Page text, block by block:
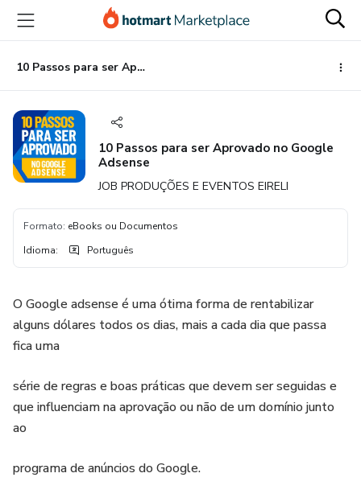
para
conteúdo
principal
para
pagamento
para
rodapé
10 Passos para ser Aprovado no Google Adsense
10 Passos para ser Aprovado no Google
Adsense
JOB PRODUÇÕES E EVENTOS EIRELI
Formato: eBooks ou Documentos
Idioma: Português
O Google adsense é uma ótima forma de rentabilizar
alguns dólares todos os dias, mais a cada dia que passa
fica uma
série de regras e boas práticas que devem ser seguidas e
que influenciam na aprovação ou não de um domínio junto
ao
programa de anúncios do Google.